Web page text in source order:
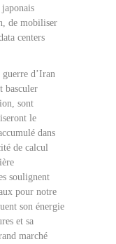
de mobiliser
centers
guerre d’Iran
basculer
sont
le
dans
de calcul
soulignent
pour notre
son énergie
et sa
marché